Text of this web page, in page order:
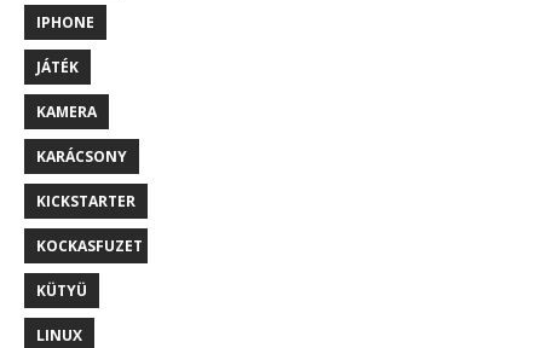
IPHONE
JÁTÉK
KAMERA
KARÁCSONY
KICKSTARTER
KOCKASFUZET
KÜTYÜ
LINUX